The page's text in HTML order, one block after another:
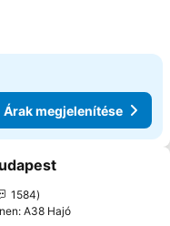
Árak megjelenítése
a kedvencekhez
1584
A38 Hajó